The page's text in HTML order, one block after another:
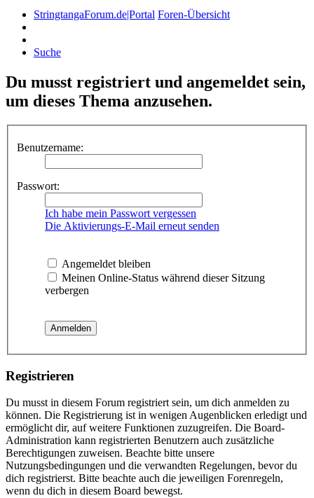
StringtangaForum.de|Portal Foren-Übersicht
Suche
Du musst registriert und angemeldet sein,
um dieses Thema anzusehen.
Benutzername:
Passwort:
Ich habe mein Passwort vergessen
Die Aktivierungs-E-Mail erneut senden
Angemeldet bleiben
Meinen Online-Status während dieser Sitzung
verbergen
Registrieren
Du musst in diesem Forum registriert sein, um dich anmelden zu
können. Die Registrierung ist in wenigen Augenblicken erledigt und
ermöglicht dir, auf weitere Funktionen zuzugreifen. Die Board-
Administration kann registrierten Benutzern auch zusätzliche
Berechtigungen zuweisen. Beachte bitte unsere
Nutzungsbedingungen und die verwandten Regelungen, bevor du
dich registrierst. Bitte beachte auch die jeweiligen Forenregeln,
wenn du dich in diesem Board bewegst.